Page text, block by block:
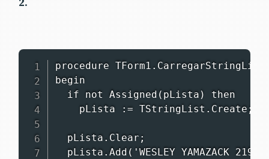
procedure
begin
  if not Assigned(pLista) then
    pLista := TStringList.Create;
  pLista.Clear;
pLista.Add('WESLEY YAMAZACK